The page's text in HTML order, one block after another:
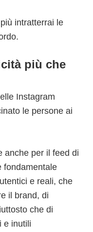
intratterrai le
più che
Instagram
le persone ai
anche per il feed di
fondamentale
e reali, che
il brand, di
che di
e inutili